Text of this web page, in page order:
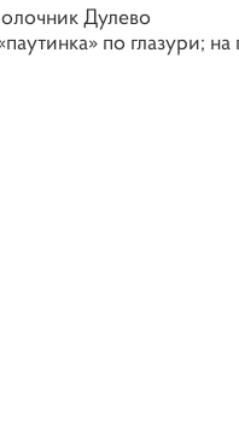
Дулево
по глазури;